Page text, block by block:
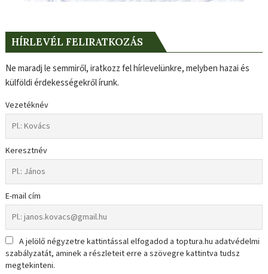
HÍRLEVÉL FELIRATKOZÁS
Ne maradj le semmiről, iratkozz fel hírlevelünkre, melyben hazai és
külföldi érdekességekről írunk.
Vezetéknév
Keresztnév
E-mail cím
A jelölő négyzetre kattintással elfogadod a toptura.hu adatvédelmi
szabályzatát, aminek a részleteit erre a szövegre kattintva tudsz
megtekinteni.